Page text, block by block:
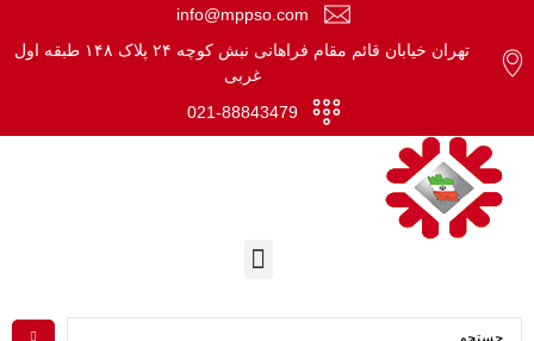
info@mppso.com
تهران خیابان قائم مقام فراهانی نبش کوچه ۲۴ پلاک ۱۴۸ طبقه اول
غربی
021-88843479